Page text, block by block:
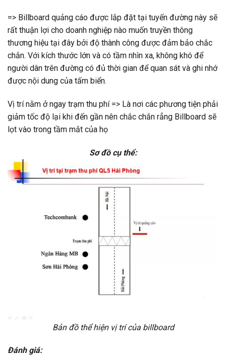
=> Billboard quảng cáo được lắp đặt tại tuyến đường này sẽ
rất thuận lợi cho doanh nghiệp nào muốn truyền thông
thương hiệu tại đây bởi độ thành công được đảm bảo chắc
chắn. Với kích thước lớn và có tầm nhìn xa, không khó để
người dân trên đường có đủ thời gian để quan sát và ghi nhớ
được nội dung của tấm biển.
Vị trí nằm ở ngay trạm thu phí => Là nơi các phương tiện phải
giảm tốc độ lại khi đến gần nên chắc chắn rẳng Billboard sẽ
lọt vào trong tầm mắt của họ
Sơ đồ cụ thể:
Bản đồ thể hiện vị trí của billboard
Đánh giá: